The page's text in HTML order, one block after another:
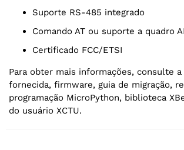
Suporte RS-485 integrado
Comando AT ou suporte a quadro
Certificado FCC/ETSI
Para obter mais informações, consulte
fornecida, firmware, guia de migração,
programação MicroPython, biblioteca
do usuário XCTU.